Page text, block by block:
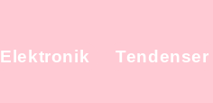
Elektronik Tendenser